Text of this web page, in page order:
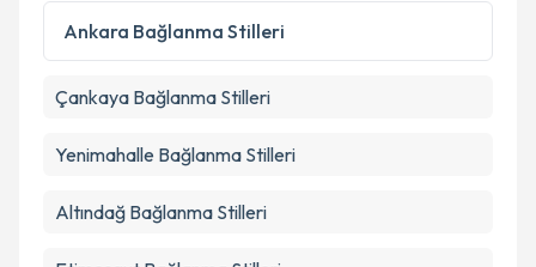
Ankara Bağlanma Stilleri
Çankaya Bağlanma Stilleri
Yenimahalle Bağlanma Stilleri
Altındağ Bağlanma Stilleri